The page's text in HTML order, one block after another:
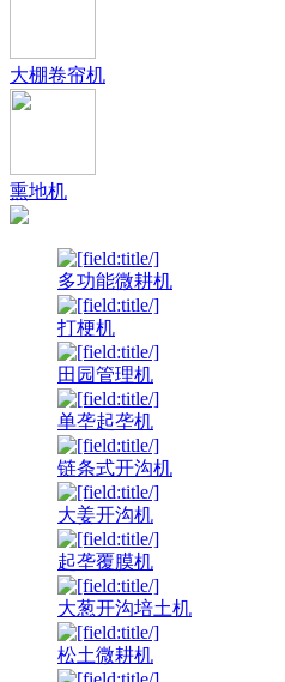
大棚卷帘机
熏地机
多功能微耕机
打梗机
田园管理机
单垄起垄机
链条式开沟机
大姜开沟机
起垄覆膜机
大葱开沟培土机
松土微耕机